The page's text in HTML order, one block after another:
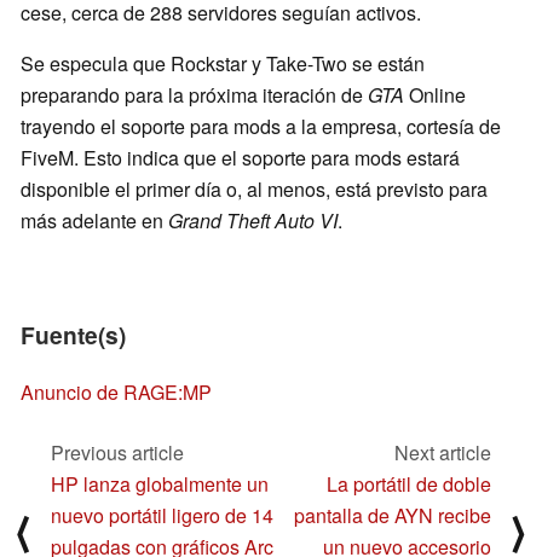
cese, cerca de 288 servidores seguían activos.
Se especula que Rockstar y Take-Two se están
preparando para la próxima iteración de GTA Online
trayendo el soporte para mods a la empresa, cortesía de
FiveM. Esto indica que el soporte para mods estará
disponible el primer día o, al menos, está previsto para
más adelante en Grand Theft Auto VI.
Fuente(s)
Anuncio de RAGE:MP
⟨
Previous article
HP lanza globalmente un
nuevo portátil ligero de 14
pulgadas con gráficos Arc
Next article
La portátil de doble
pantalla de AYN recibe
un nuevo accesorio
⟩